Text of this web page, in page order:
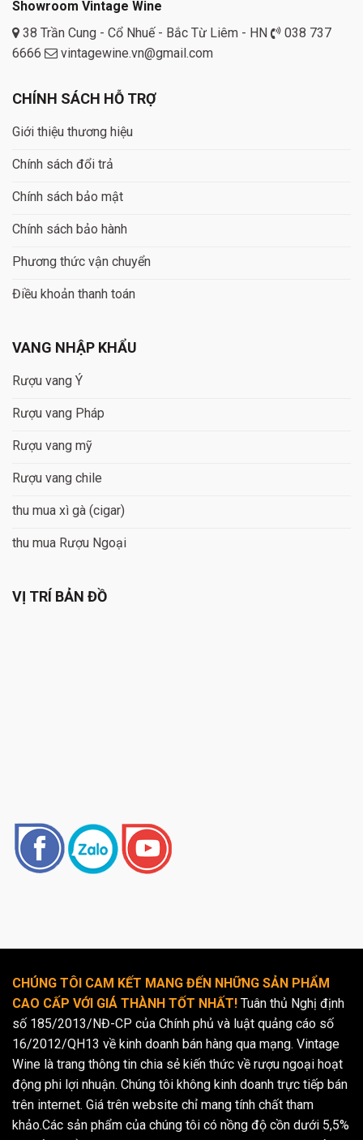
Showroom Vintage Wine
38 Trần Cung - Cổ Nhuế - Bắc Từ Liêm - HN
038 737
6666
vintagewine.vn@gmail.com
CHÍNH SÁCH HỖ TRỢ
Giới thiệu thương hiệu
Chính sách đổi trả
Chính sách bảo mật
Chính sách bảo hành
Phương thức vận chuyển
Điều khoản thanh toán
VANG NHẬP KHẨU
Rượu vang Ý
Rượu vang Pháp
Rượu vang mỹ
Rượu vang chile
thu mua xì gà (cigar)
thu mua Rượu Ngoại
VỊ TRÍ BẢN ĐỒ
CHÚNG TÔI CAM KẾT MANG ĐẾN NHỮNG SẢN PHẨM
CAO CẤP VỚI GIÁ THÀNH TỐT NHẤT! Tuân thủ Nghị định
số 185/2013/NĐ-CP của Chính phủ và luật quảng cáo số
16/2012/QH13 về kinh doanh bán hàng qua mạng. Vintage
Wine là trang thông tin chia sẻ kiến thức về rượu ngoại hoạt
động phi lợi nhuận. Chúng tôi không kinh doanh trực tiếp bán
trên internet. Giá trên website chỉ mang tính chất tham
khảo.Các sản phẩm của chúng tôi có nồng độ cồn dưới 5,5%